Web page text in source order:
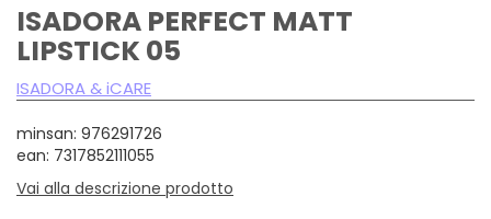
ISADORA PERFECT MATT
LIPSTICK 05
ISADORA & iCARE
minsan: 976291726
ean: 7317852111055
Vai alla descrizione prodotto